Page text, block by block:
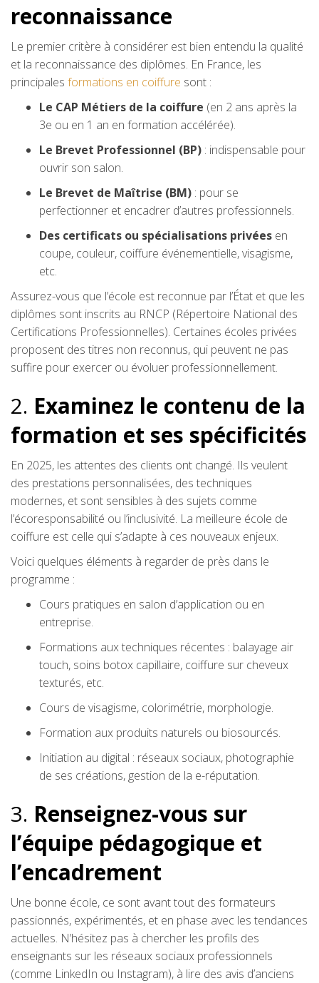
reconnaissance
Le premier critère à considérer est bien entendu la qualité
et la reconnaissance des diplômes. En France, les
principales formations en coiffure sont :
Le CAP Métiers de la coiffure (en 2 ans après la
3e ou en 1 an en formation accélérée).
Le Brevet Professionnel (BP) : indispensable pour
ouvrir son salon.
Le Brevet de Maîtrise (BM) : pour se
perfectionner et encadrer d’autres professionnels.
Des certificats ou spécialisations privées en
coupe, couleur, coiffure événementielle, visagisme,
etc.
Assurez-vous que l’école est reconnue par l’État et que les
diplômes sont inscrits au RNCP (Répertoire National des
Certifications Professionnelles). Certaines écoles privées
proposent des titres non reconnus, qui peuvent ne pas
suffire pour exercer ou évoluer professionnellement.
2. Examinez le contenu de la
formation et ses spécificités
En 2025, les attentes des clients ont changé. Ils veulent
des prestations personnalisées, des techniques
modernes, et sont sensibles à des sujets comme
l’écoresponsabilité ou l’inclusivité. La meilleure école de
coiffure est celle qui s’adapte à ces nouveaux enjeux.
Voici quelques éléments à regarder de près dans le
programme :
Cours pratiques en salon d’application ou en
entreprise.
Formations aux techniques récentes : balayage air
touch, soins botox capillaire, coiffure sur cheveux
texturés, etc.
Cours de visagisme, colorimétrie, morphologie.
Formation aux produits naturels ou biosourcés.
Initiation au digital : réseaux sociaux, photographie
de ses créations, gestion de la e-réputation.
3. Renseignez-vous sur
l’équipe pédagogique et
l’encadrement
Une bonne école, ce sont avant tout des formateurs
passionnés, expérimentés, et en phase avec les tendances
actuelles. N’hésitez pas à chercher les profils des
enseignants sur les réseaux sociaux professionnels
(comme LinkedIn ou Instagram), à lire des avis d’anciens